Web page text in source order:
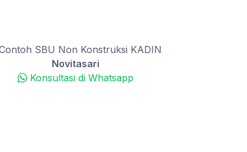
Novitasari
Konsultasi di Whatsapp